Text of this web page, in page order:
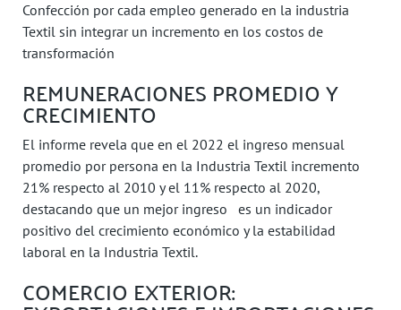
Confección por cada empleo generado en la industria
Textil sin integrar un incremento en los costos de
transformación
REMUNERACIONES PROMEDIO Y
CRECIMIENTO
El informe revela que en el 2022 el ingreso mensual
promedio por persona en la Industria Textil incremento
21% respecto al 2010 y el 11% respecto al 2020,
destacando que un mejor ingreso es un indicador
positivo del crecimiento económico y la estabilidad
laboral en la Industria Textil.
COMERCIO EXTERIOR: